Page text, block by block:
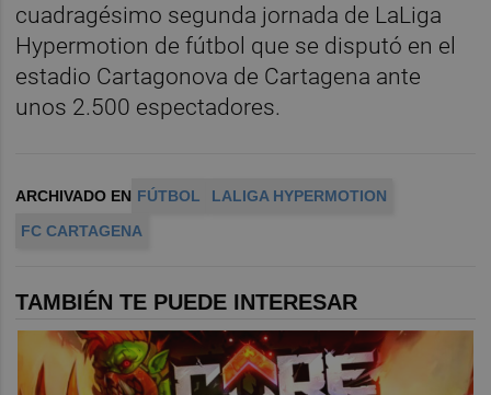
cuadragésimo segunda jornada de LaLiga
Hypermotion de fútbol que se disputó en el
estadio Cartagonova de Cartagena ante
unos 2.500 espectadores.
ARCHIVADO EN FÚTBOL
LALIGA HYPERMOTION
FC CARTAGENA
TAMBIÉN TE PUEDE INTERESAR